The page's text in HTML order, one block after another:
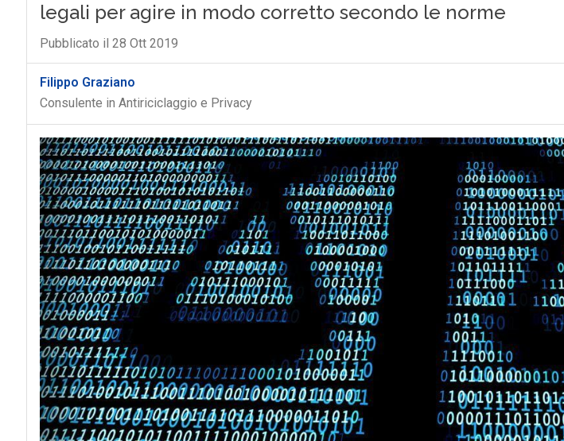
legali per agire in modo corretto secondo le norme
Pubblicato il 28 Ott 2019
Filippo Graziano
Consulente in Antiriciclaggio e Privacy